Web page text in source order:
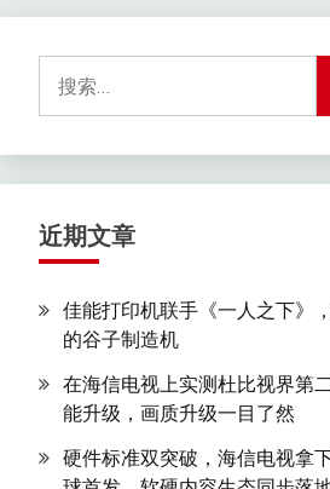
航
索：
近期文章
佳能打印机联手《一人之下》
的谷子制造机
在海信电视上实测杜比视界第
能升级，画质升级一目了然
硬件标准双突破，海信电视拿